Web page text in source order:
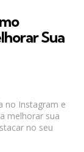
Sua
no Instagram e
melhorar sua
no seu